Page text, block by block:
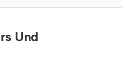
Und